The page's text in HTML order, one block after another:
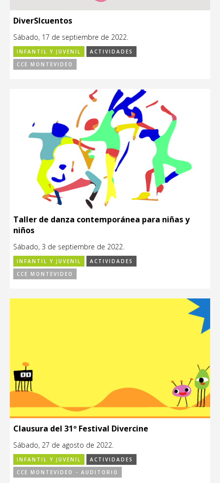
DiverSIcuentos
Sábado, 17 de septiembre de 2022.
INFANTIL Y JUVENIL
ACTIVIDADES
CCE MONTEVIDEO
Taller de danza contemporánea para niñas y
niños
Sábado, 3 de septiembre de 2022.
INFANTIL Y JUVENIL
ACTIVIDADES
CCE MONTEVIDEO
Clausura del 31º Festival Divercine
Sábado, 27 de agosto de 2022.
INFANTIL Y JUVENIL
ACTIVIDADES
CCE MONTEVIDEO - AUDITORIO